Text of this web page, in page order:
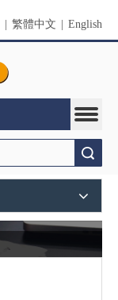
繁體中文 English